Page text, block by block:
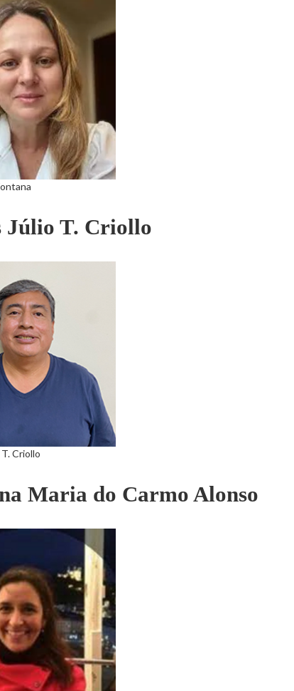
Júlio T. Criollo
Criollo
Maria do Carmo Alonso